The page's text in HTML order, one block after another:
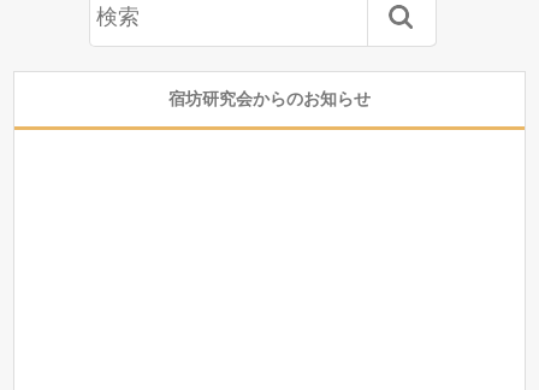
宿坊研究会からのお知らせ